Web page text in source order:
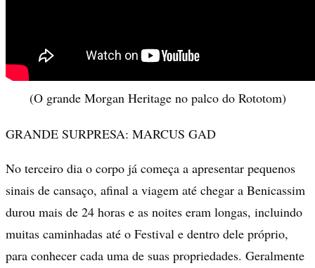
(O grande Morgan Heritage no palco do Rototom)
GRANDE SURPRESA: MARCUS GAD
No terceiro dia o corpo já começa a apresentar pequenos
sinais de cansaço, afinal a viagem até chegar a Benicassim
durou mais de 24 horas e as noites eram longas, incluindo
muitas caminhadas até o Festival e dentro dele próprio,
para conhecer cada uma de suas propriedades. Geralmente